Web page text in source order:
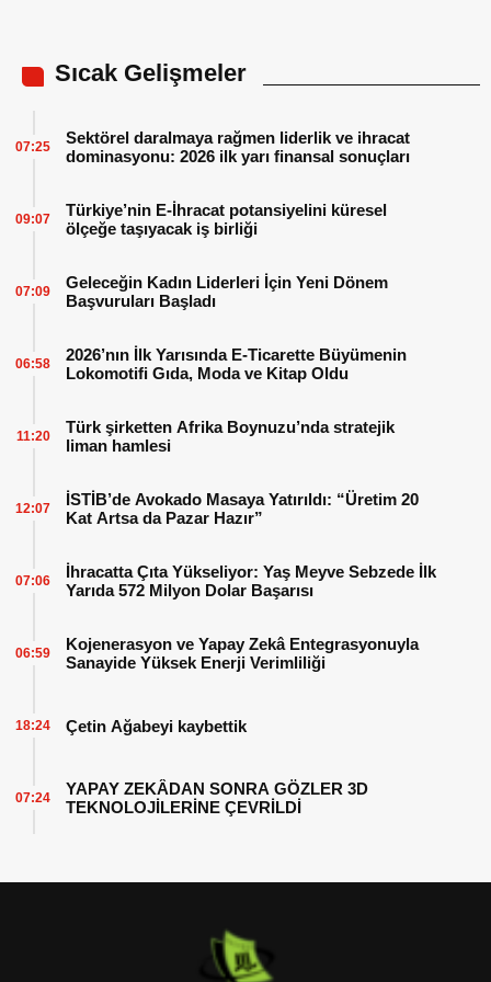
Sıcak Gelişmeler
Sektörel daralmaya rağmen liderlik ve ihracat
dominasyonu: 2026 ilk yarı finansal sonuçları
07:25
Türkiye’nin E-İhracat potansiyelini küresel
ölçeğe taşıyacak iş birliği
09:07
Geleceğin Kadın Liderleri İçin Yeni Dönem
Başvuruları Başladı
07:09
2026’nın İlk Yarısında E-Ticarette Büyümenin
Lokomotifi Gıda, Moda ve Kitap Oldu
06:58
Türk şirketten Afrika Boynuzu’nda stratejik
liman hamlesi
11:20
İSTİB’de Avokado Masaya Yatırıldı: “Üretim 20
Kat Artsa da Pazar Hazır”
12:07
İhracatta Çıta Yükseliyor: Yaş Meyve Sebzede İlk
Yarıda 572 Milyon Dolar Başarısı
07:06
Kojenerasyon ve Yapay Zekâ Entegrasyonuyla
Sanayide Yüksek Enerji Verimliliği
06:59
Çetin Ağabeyi kaybettik
18:24
YAPAY ZEKÂDAN SONRA GÖZLER 3D
TEKNOLOJİLERİNE ÇEVRİLDİ
07:24